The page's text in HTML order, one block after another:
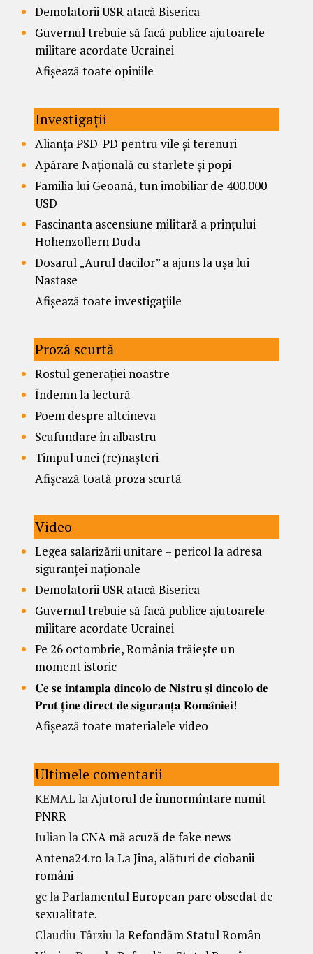
Demolatorii USR atacă Biserica
Guvernul trebuie să facă publice ajutoarele
militare acordate Ucrainei
Afișează toate opiniile
Investigații
Alianța PSD-PD pentru vile și terenuri
Apărare Națională cu starlete și popi
Familia lui Geoană, tun imobiliar de 400.000
USD
Fascinanta ascensiune militară a prințului
Hohenzollern Duda
Dosarul „Aurul dacilor” a ajuns la ușa lui
Nastase
Afișează toate investigațiile
Proză scurtă
Rostul generației noastre
Îndemn la lectură
Poem despre altcineva
Scufundare în albastru
Timpul unei (re)nașteri
Afișează toată proza scurtă
Video
Legea salarizării unitare – pericol la adresa
siguranței naționale
Demolatorii USR atacă Biserica
Guvernul trebuie să facă publice ajutoarele
militare acordate Ucrainei
Pe 26 octombrie, România trăiește un
moment istoric
𝐂𝐞 𝐬𝐞 𝐢𝐧𝐭𝐚𝐦𝐩𝐥𝐚 𝐝𝐢𝐧𝐜𝐨𝐥𝐨 𝐝𝐞 𝐍𝐢𝐬𝐭𝐫𝐮 𝐬̦𝐢 𝐝𝐢𝐧𝐜𝐨𝐥𝐨 𝐝𝐞
𝐏𝐫𝐮𝐭 𝐭̦𝐢𝐧𝐞 𝐝𝐢𝐫𝐞𝐜𝐭 𝐝𝐞 𝐬𝐢𝐠𝐮𝐫𝐚𝐧𝐭̦𝐚 𝐑𝐨𝐦𝐚̂𝐧𝐢𝐞𝐢!
Afișează toate materialele video
Ultimele comentarii
KEMAL laAjutorul de înmormîntare numit
PNRR
Iulianla CNA mă acuză de fake news
Antena24.ro laLa Jina, alături de ciobanii
români
gclaParlamentul European pare obsedat de
sexualitate.
Claudiu Târziu laRefondăm Statul Român